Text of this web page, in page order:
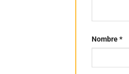
Nombre*